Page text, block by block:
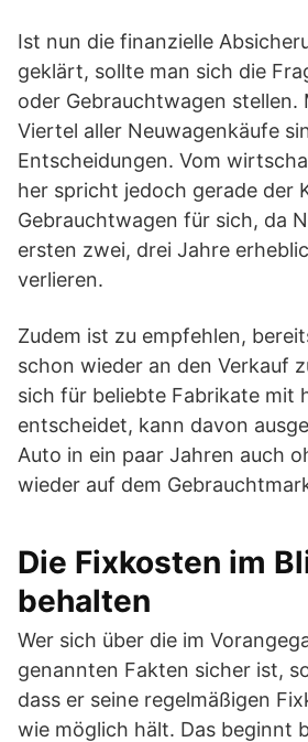
Ist nun die finanzielle
geklärt, sollte man sich die
oder Gebrauchtwagen stellen.
Viertel aller Neuwagenkäufe
Entscheidungen. Vom
her spricht jedoch gerade der
Gebrauchtwagen für sich, da
ersten zwei, drei Jahre
verlieren.
Zudem ist zu empfehlen,
schon wieder an den Verkauf
sich für beliebte Fabrikate mit
entscheidet, kann davon
Auto in ein paar Jahren auch
wieder auf dem
Die Fixkosten im
behalten
Wer sich über die im
genannten Fakten sicher ist,
dass er seine regelmäßigen
wie möglich hält. Das beginnt